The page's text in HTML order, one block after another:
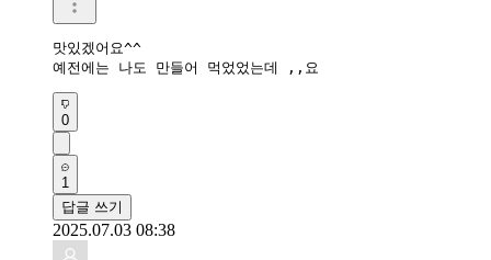
맛있겠어요^^
0
1
답글 쓰기
2025.07.03 08:38